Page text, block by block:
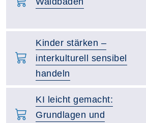
Kinder stärken –
interkulturell sensibel
handeln
KI leicht gemacht:
Grundlagen und